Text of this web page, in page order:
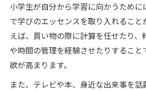
小学生が自分から学習に向かうために
で学びのエッセンスを取り入れること
えば、買い物の際に計算を任せたり、
や時間の管理を経験させたりすること
欲が高まります。
また、テレビや本、身近な出来事を話